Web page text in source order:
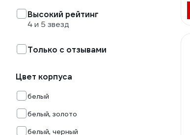
Высокий рейтинг
4 и 5 звезд
Только с отзывами
Цвет корпуса
белый
белый, золото
белый, черный